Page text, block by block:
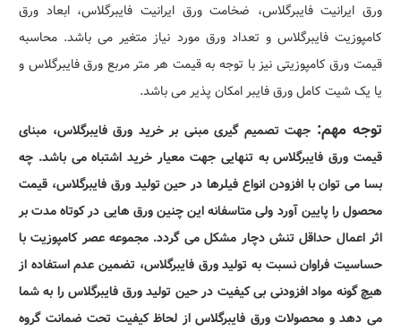
ورق ایرانیت فایبرگلاس، ضخامت ورق ایرانیت فایبرگلاس، ابعاد ورق
کامپوزیت فایبرگلاس و تعداد ورق مورد نیاز متغیر می باشد. محاسبه
قیمت ورق کامپوزیتی نیز با توجه به قیمت هر متر مربع ورق فایبرگلاس و
یا یک شیت کامل ورق فایبر امکان پذیر می باشد.
توجه مهم: جهت تصمیم گیری مبنی بر خرید ورق فایبرگلاس، مبنای
قیمت ورق فایبرگلاس به تنهایی جهت معیار خرید اشتباه می باشد. چه
بسا می توان با افزودن انواع فیلرها در حین تولید ورق فایبرگلاس، قیمت
محصول را پایین آورد ولی متاسفانه این چنین ورق هایی در کوتاه مدت بر
اثر اعمال حداقل تنش دچار مشکل می گردد. مجموعه عصر کامپوزیت با
حساسیت فراوان نسبت به تولید ورق فایبرگلاس، تضمین عدم استفاده از
هیچ گونه مواد افزودنی بی کیفیت در حین تولید ورق فایبرگلاس را به شما
می دهد و محصولات ورق فایبرگلاس از لحاظ کیفیت تحت ضمانت گروه